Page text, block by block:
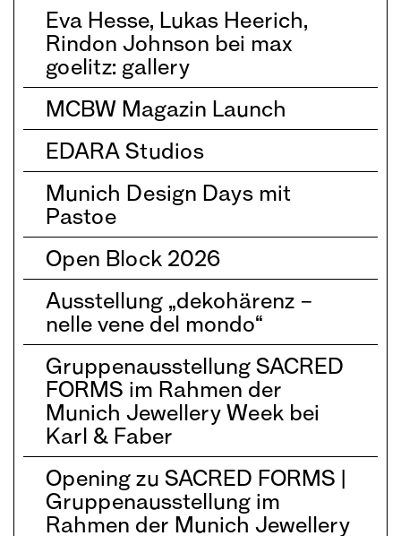
Eva Hesse, Lukas Heerich,
Rindon Johnson bei max
goelitz: gallery
MCBW Magazin Launch
EDARA Studios
Munich Design Days mit
Pastoe
Open Block 2026
Ausstellung „dekohärenz –
nelle vene del mondo“
Gruppenausstellung SACRED
FORMS im Rahmen der
Munich Jewellery Week bei
Karl & Faber
Opening zu SACRED FORMS |
Gruppenausstellung im
Rahmen der Munich Jewellery